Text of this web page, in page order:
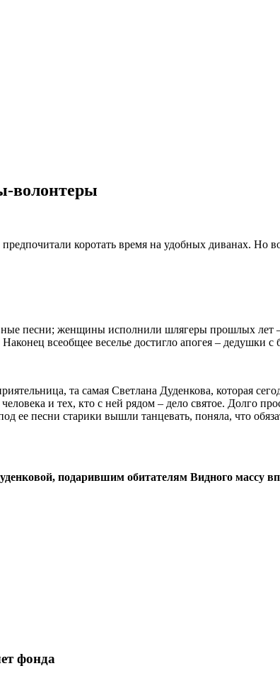
волонтеры
коротать время на удобных диванах.
песни; женщины исполнили шлягеры прошлых лет
всеобщее веселье достигло апогея – дедушки
та самая Светлана Дуденкова, которая
и тех, кто с ней рядом – дело святое. Долго
ее песни старики вышли танцевать, поняла, что
подарившим обитателям Видного массу
фонда